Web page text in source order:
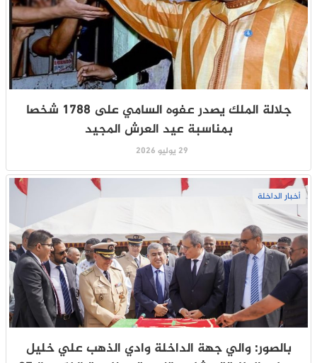
جلالة الملك يصدر عفوه السامي على 1788 شخصا
بمناسبة عيد العرش المجيد
29 يوليو 2026
أخبار الداخلة
بالصور: والي جهة الداخلة وادي الذهب علي خليل